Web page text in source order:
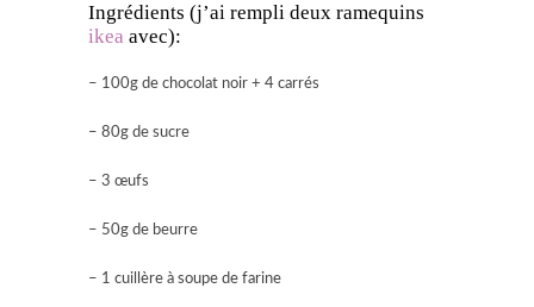
Ingrédients (j’ai rempli deux ramequins
ikea avec):
– 100g de chocolat noir + 4 carrés
– 80g de sucre
– 3 œufs
– 50g de beurre
– 1 cuillère à soupe de farine